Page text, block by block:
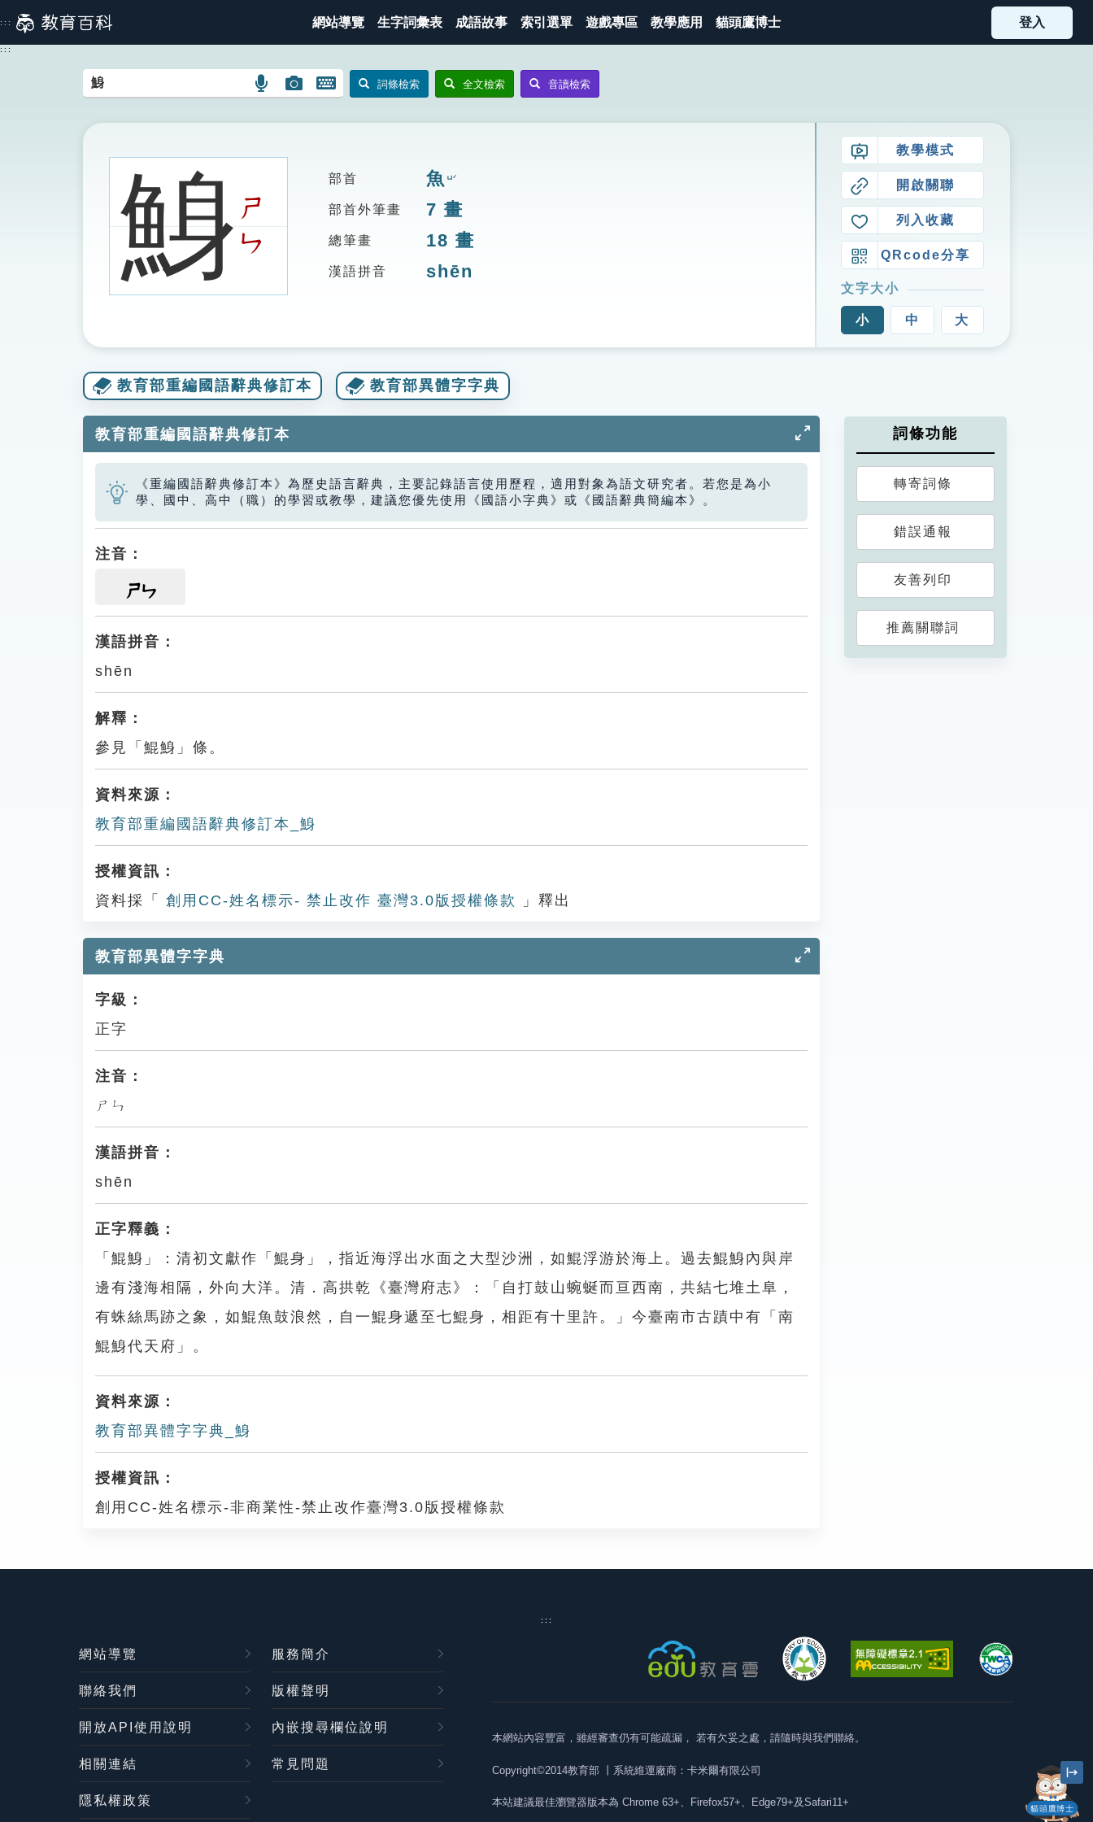
到
主
::: 網站導覽 生字詞彙表 成語故事 索引選單 遊戲專區 教學應用 貓頭鷹博士 登入
:::
語
搜
圖
圖
搜
開
鍵
示
詞條檢索 全文檢索 音讀檢索
鯓ㄕ
ㄣ
部首 魚 ㄩˊ
部首外筆畫 7 畫
總筆畫 18 畫
漢語拼音 shēn
教學模式
開啟關聯
列入收藏
QRcode分享
文字大小
小 中 大
教育部重編國語辭典修訂本 教育部異體字字典
教育部重編國語辭典修訂本
《重編國語辭典修訂本》為歷史語言辭典，主要記錄語言使用歷程，適用對象為語文研究者。若您是為小
學、國中、高中（職）的學習或教學，建議您優先使用《國語小字典》或《國語辭典簡編本》。
注音：
ㄕㄣ
漢語拼音：
shēn
解釋：
參見「鯤鯓」條。
資料來源：
教育部重編國語辭典修訂本_鯓
授權資訊：
資料採「
創用CC-姓名標示- 禁止改作 臺灣3.0版授權條款 」釋出
教育部異體字字典
字級：
正字
注音：
ㄕㄣ
漢語拼音：
shēn
正字釋義：
「鯤鯓」：清初文獻作「鯤身」，指近海浮出水面之大型沙洲，如鯤浮游於海上。過去鯤鯓內與岸
邊有淺海相隔，外向大洋。清．高拱乾《臺灣府志》：「自打鼓山蜿蜒而亘西南，共結七堆土阜，
有蛛絲馬跡之象，如鯤魚鼓浪然，自一鯤身遞至七鯤身，相距有十里許。」今臺南市古蹟中有「南
鯤鯓代天府」。
資料來源：
教育部異體字字典_鯓
授權資訊：
創用CC-姓名標示-非商業性-禁止改作臺灣3.0版授權條款
詞條功能
轉寄詞條
錯誤通報
友善列印
推薦關聯詞
貓頭鷹博士
:::
網站導覽 服務簡介
聯絡我們 版權聲明
開放API使用說明 內嵌搜尋欄位說明
相關連結 常見問題
隱私權政策
本網站內容豐富，雖經審查仍有可能疏漏， 若有欠妥之處，請隨時與我們聯絡。
Copyright©2014教育部 丨系統維運廠商：卡米爾有限公司
本站建議最佳瀏覽器版本為 Chrome 63+、Firefox57+、Edge79+及Safari11+